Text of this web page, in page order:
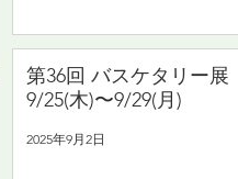
第36回 バスケタリー展
9/25(木)〜9/29(月)
2025年9月2日